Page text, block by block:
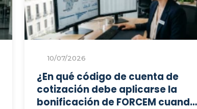
10/07/2026
¿En qué código de cuenta de
cotización debe aplicarse la
bonificación de FORCEM cuando